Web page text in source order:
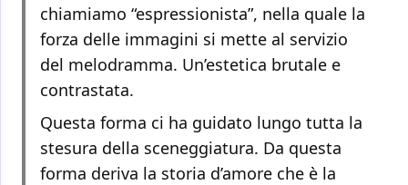
chiamiamo “espressionista”, nella quale la
forza delle immagini si mette al servizio
del melodramma. Un’estetica brutale e
contrastata.
Questa forma ci ha guidato lungo tutta la
stesura della sceneggiatura. Da questa
forma deriva la storia d’amore che è la